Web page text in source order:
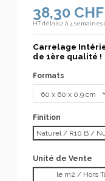
38,30 CHF
HTdélais 2 à 4 semaines
Carrelage
de 1ère qualité !
Formats
Finition
Naturel / R10 B /
Unité de Vente
le m2 / Hors